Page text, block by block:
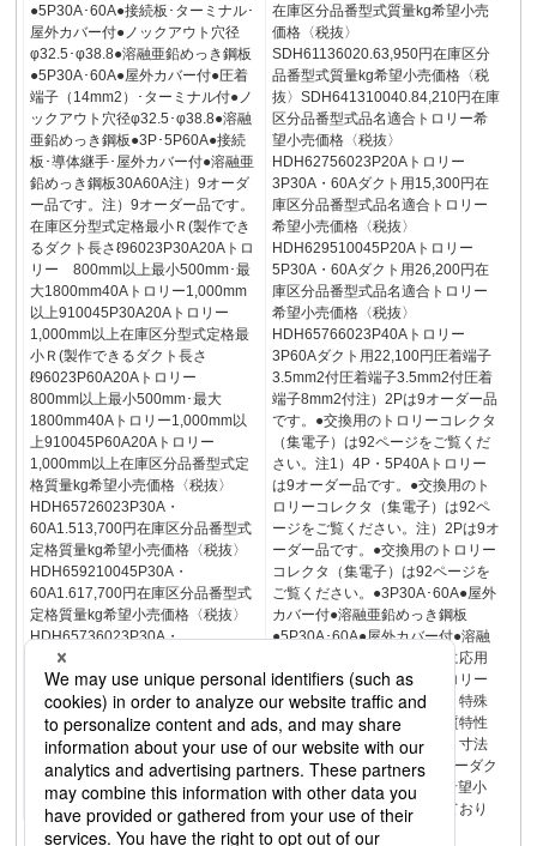
●5P30A･60A●接続板･ターミナル･
屋外カバー付●ノックアウト穴径
φ32.5･φ38.8●溶融亜鉛めっき鋼板
●5P30A･60A●屋外カバー付●圧着
端子（14mm2）･ターミナル付●ノ
ックアウト穴径φ32.5･φ38.8●溶融
亜鉛めっき鋼板●3P･5P60A●接続
板･導体継手･屋外カバー付●溶融亜
鉛めっき鋼板30A60A注）9オーダ
ー品です。注）9オーダー品です。
在庫区分型式定格最小Ｒ(製作でき
るダクト長さℓ96023P30A20Aトロ
リー 800mm以上最小500mm･最
大1800mm40Aトロリー1,000mm
以上910045P30A20Aトロリー
1,000mm以上在庫区分型式定格最
小Ｒ(製作できるダクト長さ
ℓ96023P60A20Aトロリー
800mm以上最小500mm･最大
1800mm40Aトロリー1,000mm以
上910045P60A20Aトロリー
1,000mm以上在庫区分品番型式定
格質量kg希望小売価格〈税抜〉
HDH65726023P30A・
60A1.513,700円在庫区分品番型式
定格質量kg希望小売価格〈税抜〉
HDH659210045P30A・
60A1.617,700円在庫区分品番型式
定格質量kg希望小売価格〈税抜〉
HDH65736023P30A・
60A1.317,700円在庫区分品番型式
定格質量kg希望小売価格〈税抜〉
HDH659310045P30A・
60A1.622,100円ご採用の前に応用
例選定のポイント屋内型トロリー
ダクト屋外型トロリーダクト特殊
用途向きトロリーダクト品質特性
メンテナンス97
在庫区分品番型式質量kg希望小売
価格〈税抜〉
SDH61136020.63,950円在庫区分
品番型式質量kg希望小売価格〈税
抜〉SDH641310040.84,210円在庫
区分品番型式品名適合トロリー希
望小売価格〈税抜〉
HDH62756023P20Aトロリー
3P30A・60Aダクト用15,300円在
庫区分品番型式品名適合トロリー
希望小売価格〈税抜〉
HDH629510045P20Aトロリー
5P30A・60Aダクト用26,200円在
庫区分品番型式品名適合トロリー
希望小売価格〈税抜〉
HDH65766023P40Aトロリー
3P60Aダクト用22,100円圧着端子
3.5mm2付圧着端子3.5mm2付圧着
端子8mm2付注）2Pは9オーダー品
です。●交換用のトロリーコレクタ
（集電子）は92ページをご覧くだ
さい。注1）4P・5P40Aトロリー
は9オーダー品です。●交換用のト
ロリーコレクタ（集電子）は92ペ
ージをご覧ください。注）2Pは9オ
ーダー品です。●交換用のトロリー
コレクタ（集電子）は92ページを
ご覧ください。●3P30A･60A●屋外
カバー付●溶融亜鉛めっき鋼板
●5P30A･60A●屋外カバー付●溶融
亜鉛めっき鋼板ご採用の前に応用
例選定のポイント屋内型トロリー
ダクト屋外型トロリーダクト特殊
用途向きトロリーダクト品質特性
メンテナンストロリーダクト寸法
表示単位：mm屋外型トロリーダク
ト（30A･60A 300VAC）希望小
売価格には消費税は含まれており
ません。98